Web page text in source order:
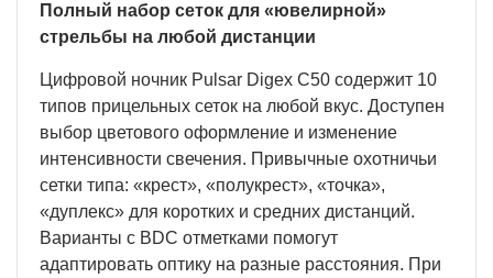
Полный набор сеток для «ювелирной»
стрельбы на любой дистанции
Цифровой ночник Pulsar Digex C50 содержит 10
типов прицельных сеток на любой вкус. Доступен
выбор цветового оформление и изменение
интенсивности свечения. Привычные охотничьи
сетки типа: «крест», «полукрест», «точка»,
«дуплекс» для коротких и средних дистанций.
Варианты с BDC отметками помогут
адаптировать оптику на разные расстояния. При